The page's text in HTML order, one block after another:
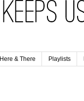
Here & There Playlists